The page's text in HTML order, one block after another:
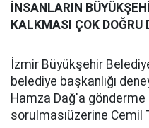
İNSANLARIN
KALKMASI ÇOK DOĞRU
İzmir Büyükşehir
belediye başkanlığı
Hamza Dağ'a gönderme
sorulmasıüzerine Cemil